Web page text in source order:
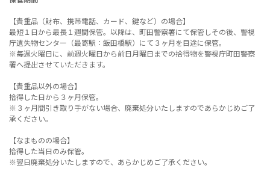
【貴重品（財布、携帯電話、カード、鍵など）の場合】
最短１日から最長１週間保管。以降は、町田警察署にて保管しその後、警視
庁遺失物センター（最寄駅：飯田橋駅）にて３ヶ月を目途に保管。
※毎週火曜日に、前週火曜日から前日月曜日までの拾得物を警視庁町田警察
署へ提出させていただきます。
【貴重品以外の場合】
拾得した日から３ヶ月保管。
※３ヶ月間引き取り手がない場合、廃棄処分いたしますのであらかじめご了
承ください。
【なまものの場合】
拾得した当日のみ保管。
※翌日廃棄処分いたしますので、あらかじめご了承ください。